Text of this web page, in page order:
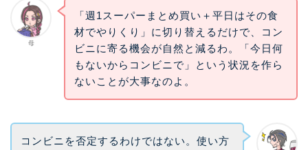
母
「週1スーパーまとめ買い＋平日はその食
材でやりくり」に切り替えるだけで、コン
ビニに寄る機会が自然と減るわ。「今日何
もないからコンビニで」という状況を作ら
ないことが大事なのよ。
コンビニを否定するわけではない。使い方